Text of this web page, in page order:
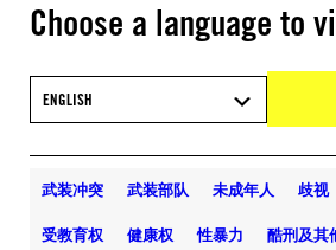
Choose a language to
ENGLISH
武装冲突 武装部队 未成年人 歧视
受教育权 健康权 性暴力 酷刑及其